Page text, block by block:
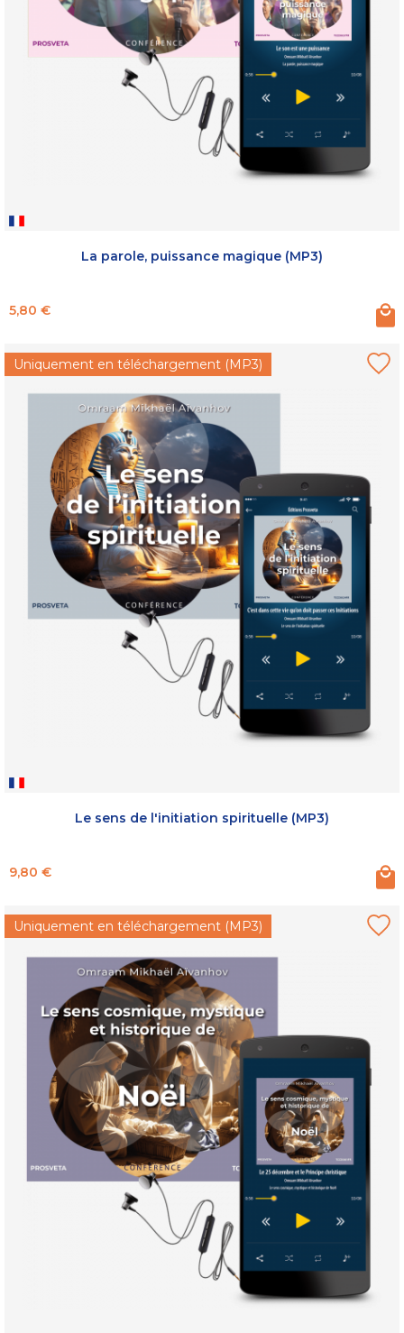
La parole, puissance magique (MP3)
Prix
5,80 €
Uniquement en téléchargement (MP3)
Le sens de l'initiation spirituelle (MP3)
Prix
9,80 €
Uniquement en téléchargement (MP3)